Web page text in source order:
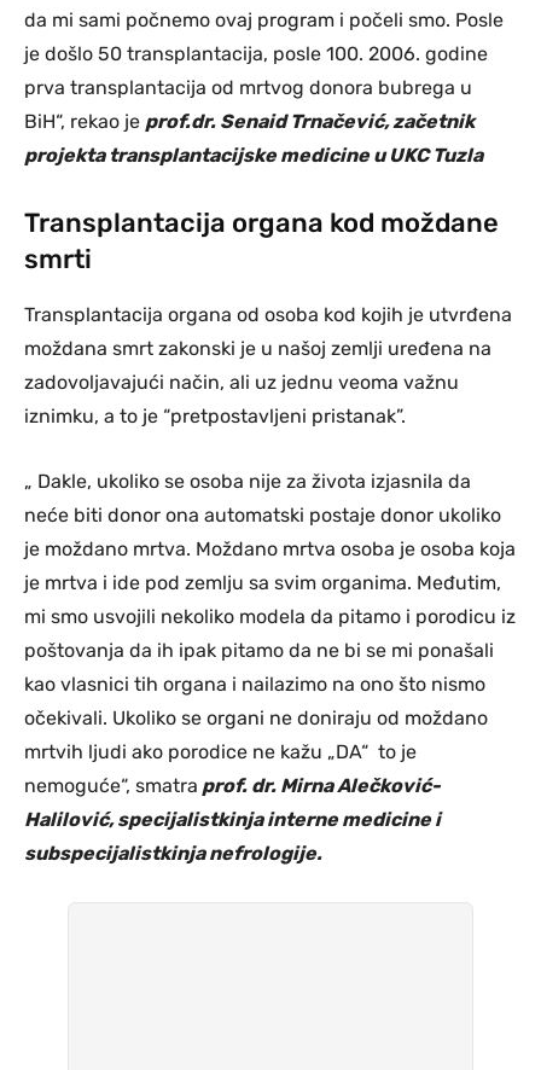
da mi sami počnemo ovaj program i počeli smo. Posle
je došlo 50 transplantacija, posle 100. 2006. godine
prva transplantacija od mrtvog donora bubrega u
BiH“, rekao je prof.dr. Senaid Trnačević, začetnik
projekta transplantacijske medicine u UKC Tuzla
Transplantacija organa kod moždane
smrti
Transplantacija organa od osoba kod kojih je utvrđena
moždana smrt zakonski je u našoj zemlji uređena na
zadovoljavajući način, ali uz jednu veoma važnu
iznimku, a to je “pretpostavljeni pristanak”.
„ Dakle, ukoliko se osoba nije za života izjasnila da
neće biti donor ona automatski postaje donor ukoliko
je moždano mrtva. Moždano mrtva osoba je osoba koja
je mrtva i ide pod zemlju sa svim organima. Međutim,
mi smo usvojili nekoliko modela da pitamo i porodicu iz
poštovanja da ih ipak pitamo da ne bi se mi ponašali
kao vlasnici tih organa i nailazimo na ono što nismo
očekivali. Ukoliko se organi ne doniraju od moždano
mrtvih ljudi ako porodice ne kažu „DA“ to je
nemoguće“, smatra prof. dr. Mirna Alečković-
Halilović, specijalistkinja interne medicine i
subspecijalistkinja nefrologije.